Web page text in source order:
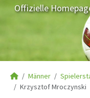
Offizielle
Männer
Krzysztof Mroczynski